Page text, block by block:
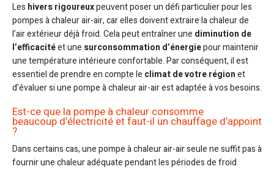
Les hivers rigoureuxpeuvent poser un défi particulier pour les
pompes à chaleur air-air, car elles doivent extraire la chaleur de
l’air extérieur déjà froid. Cela peut entraîner une diminution de
l’efficacitéet une surconsommation d’énergiepour maintenir
une température intérieure confortable. Par conséquent, il est
essentiel de prendre en compte le climat de votre régionet
d’évaluer si une pompe à chaleur air-air est adaptée à vos besoins.
Est-ce que la pompe à chaleur consomme
beaucoup d’électricité et faut-il un chauffage d’appoint
?
Dans certains cas, une pompe à chaleur air-air seule ne suffit pas à
fournir une chaleur adéquate pendant les périodes de froid